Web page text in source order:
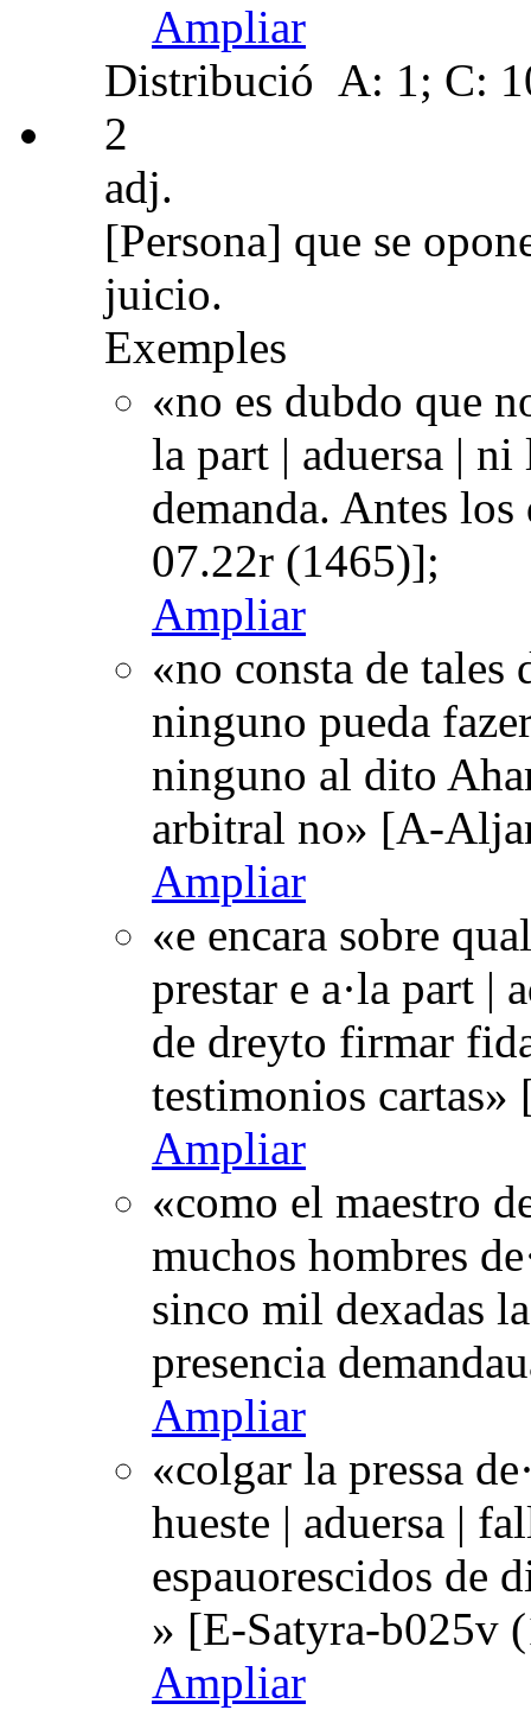
Ampliar
Distribució A: 1; C:
2
adj.
[Persona] que se
juicio.
Exemples
«no es dubdo que
la part | aduersa |
demanda. Antes
07.22r (1465)];
Ampliar
«no consta de
ninguno pueda
ninguno al dito
arbitral no» [A-
Ampliar
«e encara sobre
prestar e a·la part |
de dreyto firmar
testimonios
Ampliar
«como el maestro
muchos hombres
sinco mil dexadas
presencia
Ampliar
«colgar la pressa
hueste | aduersa |
espauorescidos de
» [E-Satyra-b025v
Ampliar